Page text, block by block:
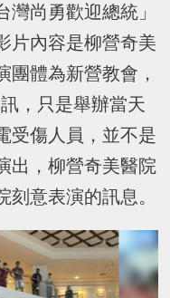
尚勇歡迎總統」
片內容是柳營奇美
團體為新營教會，
，只是舉辦當天
受傷人員，並不是
出，柳營奇美醫院
意表演的訊息。